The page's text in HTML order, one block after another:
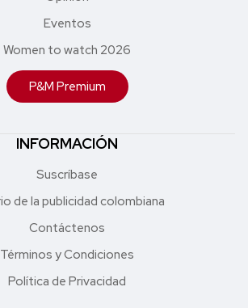
Eventos
Women to watch 2026
P&M Premium
INFORMACIÓN
Suscríbase
de la publicidad colombiana
Contáctenos
Términos y Condiciones
Política de Privacidad